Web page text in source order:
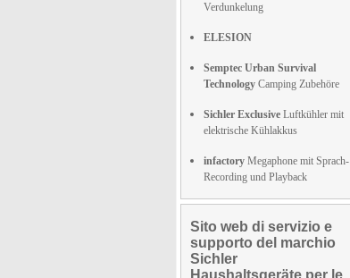
Verdunkelung
ELESION
Semptec Urban Survival
Technology Camping Zubehöre
Sichler Exclusive Luftkühler mit
elektrische Kühlakkus
infactory Megaphone mit Sprach-
Recording und Playback
Sito web di servizio e
supporto del marchio
Sichler
Haushaltsgeräte per le